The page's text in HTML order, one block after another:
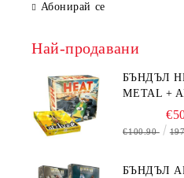
Абонирай се
Най-продавани
БЪНДЪЛ
METAL +
€100.90
БЪНДЪЛ